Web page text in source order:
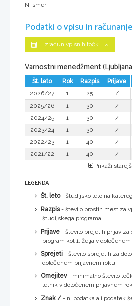
Ni smeri
Podatki o vpisu in
Izračun vpisnih točk
Varnostni menedžment
Št. leto Rok Razpis Prijave
2026/27
1 25 /
2025/26
1 30 /
2024/25
1 30 /
2023/24
1 30 /
2022/23
1 40 /
2021/22
1 40 /
Prikaži
LEGENDA
Št. leto- študijsko leto na
Razpis- število prostih mest za
študijskega programa
Prijave - število prejetih prijav za
program kot 1. želja v
Sprejeti - število sprejetih za
določenem prijavnem roku
Omejitev- minimalno število
letnik v določenem prijavnem
Znak / - ni podatka ali podatek